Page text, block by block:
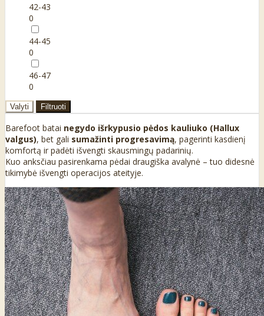
42-43
0
44-45
0
46-47
0
Valyti Filtruoti
Barefoot batai negydo išrkypusio pėdos kauliuko (Hallux
valgus), bet gali sumažinti progresavimą, pagerinti kasdienį
komfortą ir padėti išvengti skausmingų padarinių.
Kuo anksčiau pasirenkama pėdai draugiška avalynė – tuo didesnė
tikimybė išvengti operacijos ateityje.